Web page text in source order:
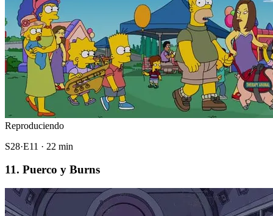
Reproduciendo
S28·E11 · 22 min
11. Puerco y Burns